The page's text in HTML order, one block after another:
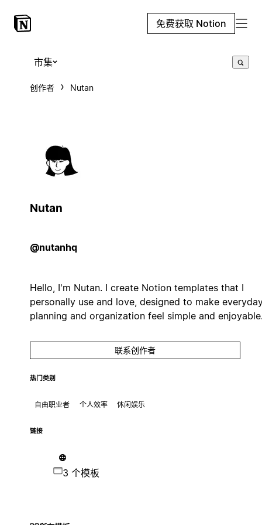
免费获取 Notion
市集
创作者 Nutan
Nutan
@nutanhq
Hello, I'm Nutan. I create Notion templates that I
personally use and love, designed to make
planning and organization feel simple and
联系创作者
热门类别
自由职业者 个人效率 休闲娱乐
链接
3 个模板